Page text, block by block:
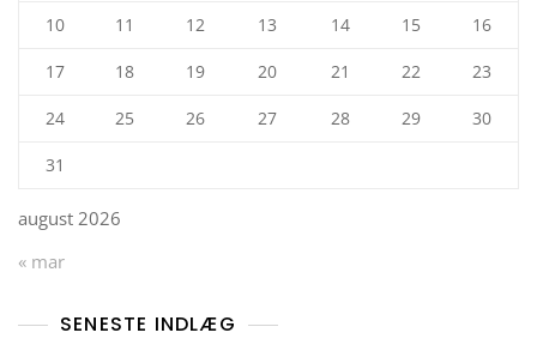
august 2026
10 11 12 13 14 15 16
17 18 19 20 21 22 23
24 25 26 27 28 29 30
31
« mar
SENESTE INDLÆG